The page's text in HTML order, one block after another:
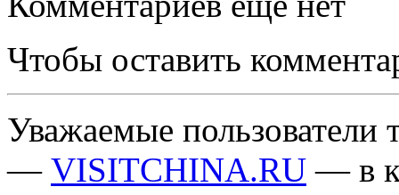
Чтобы оставить
Уважаемые пользователи
— VISITCHINA.RU — в